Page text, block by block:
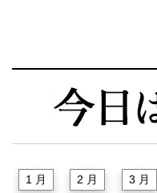
1 月 2 月 3 月